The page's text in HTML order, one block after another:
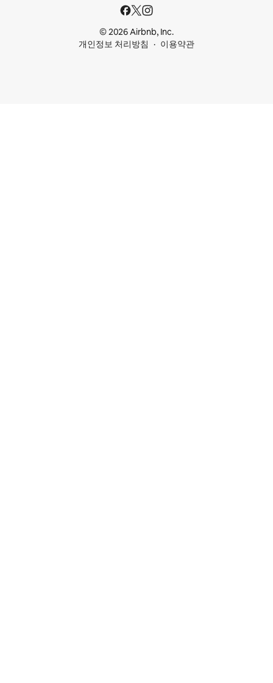
© 2026 Airbnb, Inc.
개인정보 처리방침
이용약관